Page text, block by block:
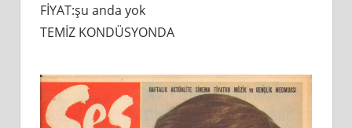
FİYAT:şu anda yok
TEMİZ KONDÜSYONDA